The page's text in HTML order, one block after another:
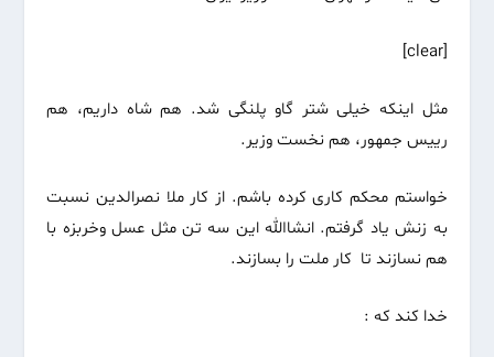
[clear]
مثل اینکه خیلی شتر گاو پلنگی شد. هم شاه داریم، هم
رییس جمهور، هم نخست وزیر.
خواستم محکم کاری کرده باشم. از کار ملا نصرالدین نسبت
به زنش یاد گرفتم. انشاالله این سه تن مثل عسل وخربزه با
هم نسازند تا کار ملت را بسازند.
خدا کند که :